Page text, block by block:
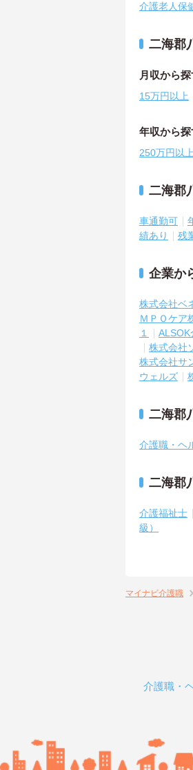
介護老人保
二海郡
月収から
15万円以上
年収から探
250万円以上
二海郡
車通勤可
績あり
残
企業か
株式会社ベ
ＭＰＯケア
１
ALSOK
株式会社
株式会社サ
ウェルズ
二海郡
介護職・ヘ
二海郡
介護福祉士
級）
マイナビ介護職
介護職・